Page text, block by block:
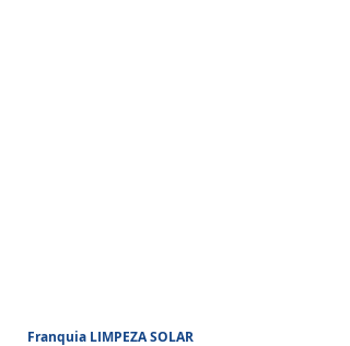
Franquia LIMPEZA SOLAR